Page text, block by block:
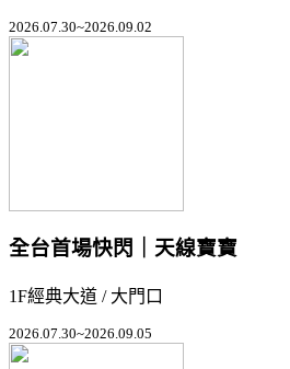
2026.07.30~2026.09.02
全台首場快閃｜天線寶寶
1F經典大道 / 大門口
2026.07.30~2026.09.05